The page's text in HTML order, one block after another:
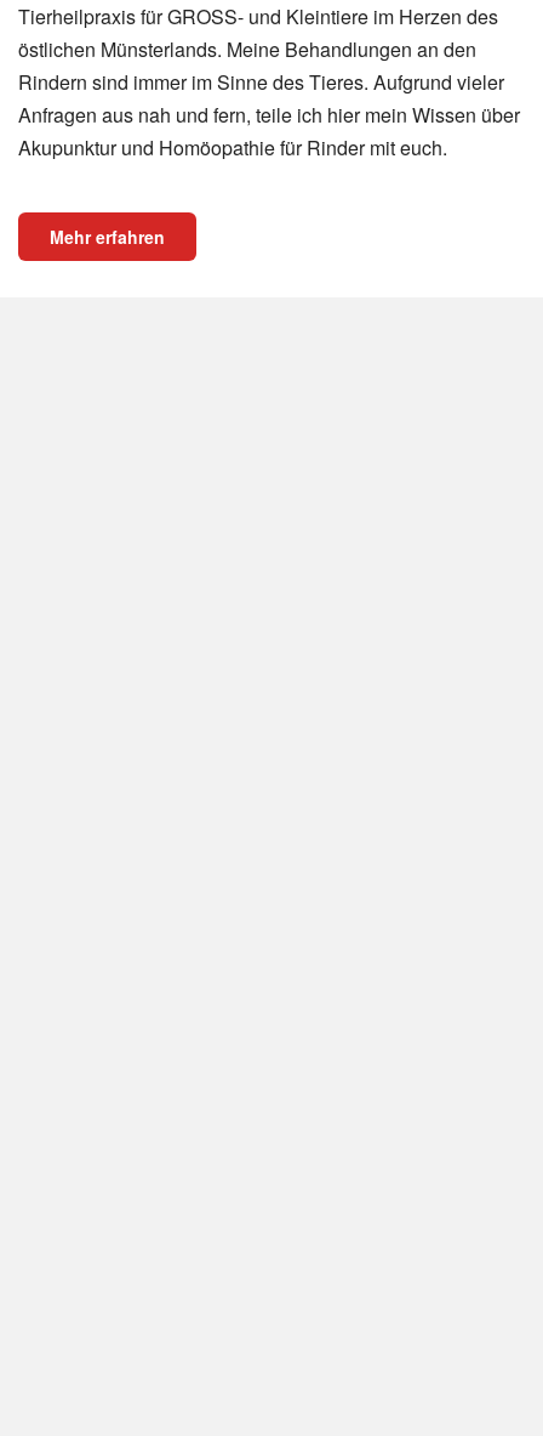
Tierheilpraxis für GROSS- und Kleintiere im Herzen des
östlichen Münsterlands. Meine Behandlungen an den
Rindern sind immer im Sinne des Tieres. Aufgrund vieler
Anfragen aus nah und fern, teile ich hier mein Wissen über
Akupunktur und Homöopathie für Rinder mit euch.
Mehr erfahren